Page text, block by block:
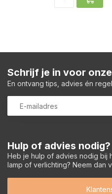
Hulp of advies nodig?
Heb je hulp of advies nodig bij
lamp of verlichting? Neem dan
Schrijf je in voor
En ontvang tips, advies én